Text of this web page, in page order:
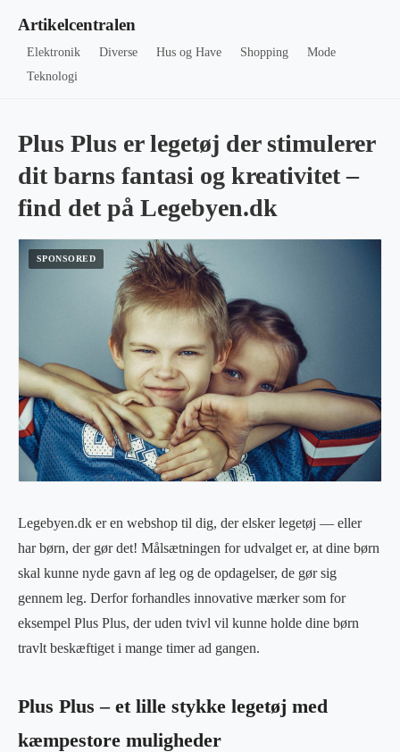
Artikelcentralen
Elektronik Diverse Hus og Have Shopping
Mode
Teknologi
Plus Plus er legetøj der stimulerer
dit barns fantasi og kreativitet –
find det på Legebyen.dk
Legebyen.dk er en webshop til dig, der elsker legetøj — eller
har børn, der gør det! Målsætningen for udvalget er, at dine børn
skal kunne nyde gavn af leg og de opdagelser, de gør sig
gennem leg. Derfor forhandles innovative mærker som for
eksempel Plus Plus, der uden tvivl vil kunne holde dine børn
travlt beskæftiget i mange timer ad gangen.
Plus Plus – et lille stykke legetøj med
kæmpestore muligheder